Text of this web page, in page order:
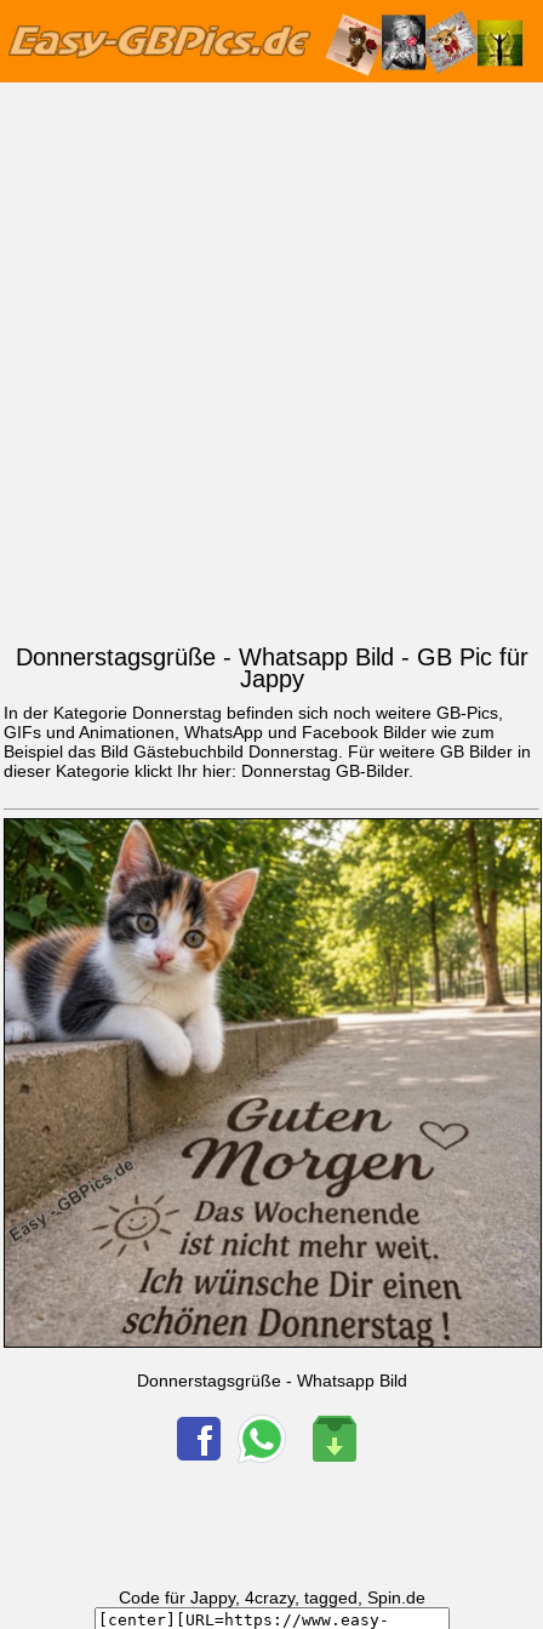
Donnerstagsgrüße - Whatsapp Bild - GB Pic für
Jappy
In der Kategorie Donnerstag befinden sich noch weitere GB-Pics,
GIFs und Animationen, WhatsApp und Facebook Bilder wie zum
Beispiel das Bild Gästebuchbild Donnerstag. Für weitere GB Bilder in
dieser Kategorie klickt Ihr hier: Donnerstag GB-Bilder.
Donnerstagsgrüße - Whatsapp Bild
Code für Jappy, 4crazy, tagged, Spin.de